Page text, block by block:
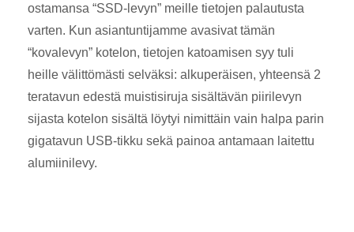
ostamansa “SSD-levyn” meille tietojen palautusta
varten. Kun asiantuntijamme avasivat tämän
“kovalevyn” kotelon, tietojen katoamisen syy tuli
heille välittömästi selväksi: alkuperäisen, yhteensä 2
teratavun edestä muistisiruja sisältävän piirilevyn
sijasta kotelon sisältä löytyi nimittäin vain halpa parin
gigatavun USB-tikku sekä painoa antamaan laitettu
alumiinilevy.